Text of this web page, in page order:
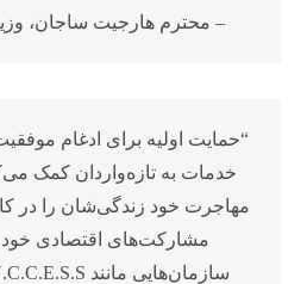
– محترم هارجیت ساجان،
“حمایت اولیه برای ادغام
خدمات به تازه‌واردان کمک
مهاجرت خود زندگی‌شان را در
مشارکت‌های اقتصادی خود